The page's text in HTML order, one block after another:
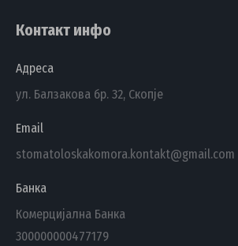
Контакт инфо
Адреса
ул. Балзакова бр. 32, Скопје
Email
stomatoloskakomora.kontakt@gmail.com
Банка
Комерцијална Банка
300000000477179